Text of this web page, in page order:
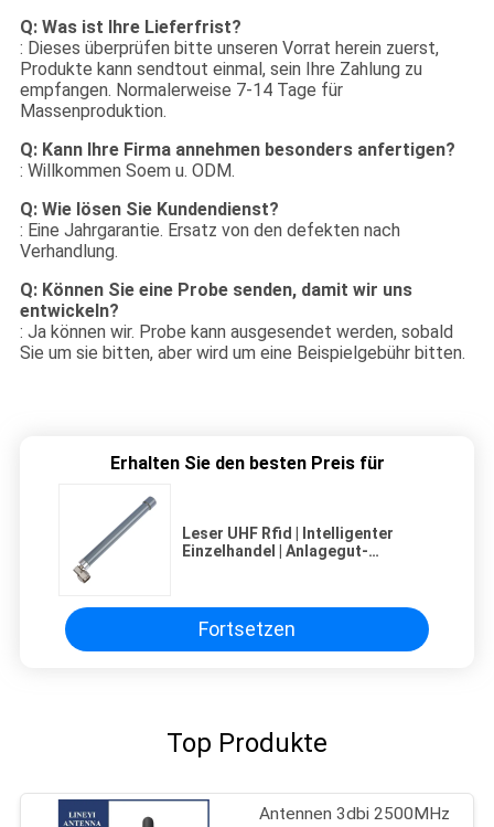
Q: Was ist Ihre Lieferfrist?
: Dieses überprüfen bitte unseren Vorrat herein zuerst,
Produkte kann sendtout einmal, sein Ihre Zahlung zu
empfangen. Normalerweise 7-14 Tage für
Massenproduktion.
Q: Kann Ihre Firma annehmen besonders anfertigen?
: Willkommen Soem u. ODM.
Q: Wie lösen Sie Kundendienst?
: Eine Jahrgarantie. Ersatz von den defekten nach
Verhandlung.
Q: Können Sie eine Probe senden, damit wir uns
entwickeln?
: Ja können wir. Probe kann ausgesendet werden, sobald
Sie um sie bitten, aber wird um eine Beispielgebühr bitten.
Erhalten Sie den besten Preis für
Leser UHF Rfid | Intelligenter
Einzelhandel | Anlagegut-
Fortsetzen
Top Produkte
Antennen 3dbi 2500MHz